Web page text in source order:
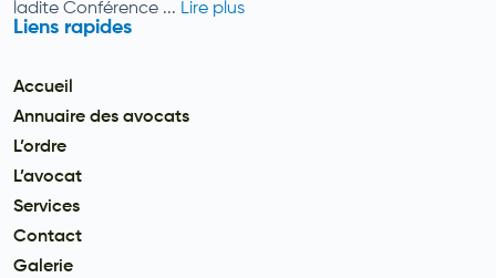
ladite Conférence ... Lire plus
Liens rapides
Accueil
Annuaire des avocats
L’ordre
L’avocat
Services
Contact
Galerie